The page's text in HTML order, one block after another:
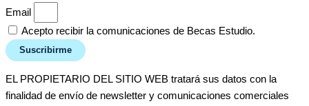
Email
Acepto recibir la comunicaciones de Becas Estudio.
Suscribirme
EL PROPIETARIO DEL SITIO WEB tratará sus datos con la
finalidad de envío de newsletter y comunicaciones comerciales